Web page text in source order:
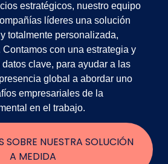
estratégicos, nuestro equipo
líderes una solución
totalmente personalizada,
con una estrategia y
clave, para ayudar a las
global a abordar uno
empresariales de la
en el trabajo.
SOBRE NUESTRA SOLUCIÓN
A MEDIDA